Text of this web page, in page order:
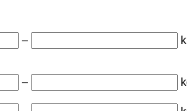
–
–